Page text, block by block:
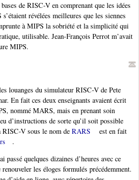
de RISC-V en comprenant que les idées
révélées meilleures que les siennes
à MIPS la sobriété et la simplicité qui
utilisable. Jean-François Perrot m’avait
MIPS.
louanges du simulateur RISC-V de Pete
En fait ces deux enseignants avaient écrit
nommé MARS, mais en prenant soin
d’instructions de sorte qu’il soit possible
RISC-V sous le nom de RARS
est en fait
.
passé quelques dizaines d’heures avec ce
les éloges formulés précédemment.